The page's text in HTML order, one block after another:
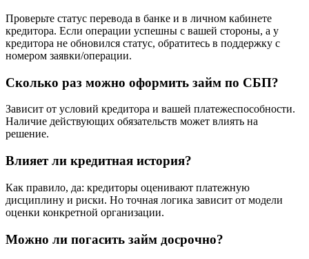
Проверьте статус перевода в банке и в личном кабинете
кредитора. Если операции успешны с вашей стороны, а у
кредитора не обновился статус, обратитесь в поддержку с
номером заявки/операции.
Сколько раз можно оформить займ по СБП?
Зависит от условий кредитора и вашей платежеспособности.
Наличие действующих обязательств может влиять на
решение.
Влияет ли кредитная история?
Как правило, да: кредиторы оценивают платежную
дисциплину и риски. Но точная логика зависит от модели
оценки конкретной организации.
Можно ли погасить займ досрочно?